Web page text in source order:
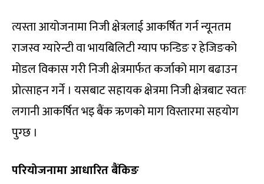
त्यस्ता आयोजनामा निजी क्षेत्रलाई आकर्षित गर्न न्यूनतम
राजस्व ग्यारेन्टी वा भायबिलिटी ग्याप फन्डिङ र हेजिङको
मोडल विकास गरी निजी क्षेत्रमार्फत कर्जाको माग बढाउन
प्रोत्साहन गर्ने । यसबाट सहायक क्षेत्रमा निजी क्षेत्रबाट स्वतः
लगानी आकर्षित भइ बैंक ऋणको माग विस्तारमा सहयोग
पुग्छ ।
परियोजनामा आधारित बैंकिङ